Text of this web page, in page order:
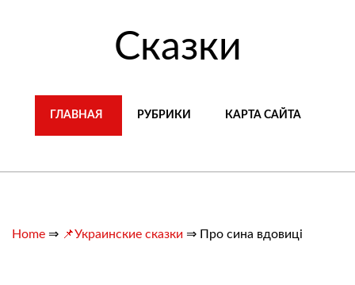
Сказки
ГЛАВНАЯ РУБРИКИ КАРТА САЙТА
Home ⇒ 📌Украинские сказки ⇒ Про сина вдовиці